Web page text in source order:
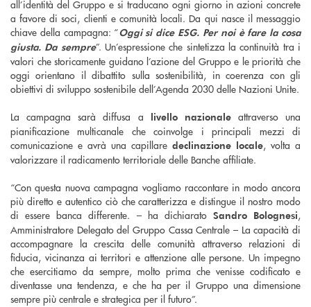
all’identità del Gruppo e si traducano ogni giorno in azioni concrete
a favore di soci, clienti e comunità locali. Da qui nasce il messaggio
chiave della campagna: “Oggi si dice ESG. Per noi è fare la cosa
giusta. Da sempre”. Un’espressione che sintetizza la continuità tra i
valori che storicamente guidano l’azione del Gruppo e le priorità che
oggi orientano il dibattito sulla sostenibilità, in coerenza con gli
obiettivi di sviluppo sostenibile dell’Agenda 2030 delle Nazioni Unite.
La campagna sarà diffusa a livello nazionaleattraverso una
pianificazione multicanale che coinvolge i principali mezzi di
comunicazione e avrà una capillare declinazione locale, volta a
valorizzare il radicamento territoriale delle Banche affiliate.
“Con questa nuova campagna vogliamo raccontare in modo ancora
più diretto e autentico ciò che caratterizza e distingue il nostro modo
di essere banca differente. – ha dichiarato Sandro Bolognesi,
Amministratore Delegato del Gruppo Cassa Centrale – La capacità di
accompagnare la crescita delle comunità attraverso relazioni di
fiducia, vicinanza ai territori e attenzione alle persone. Un impegno
che esercitiamo da sempre, molto prima che venisse codificato e
diventasse una tendenza, e che ha per il Gruppo una dimensione
sempre più centrale e strategica per il futuro”.